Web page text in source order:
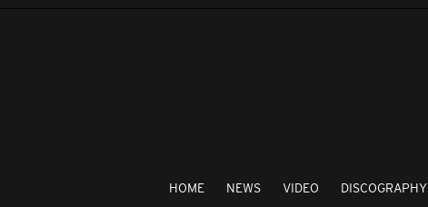
HOME NEWS VIDEO DISCOGRAPHY